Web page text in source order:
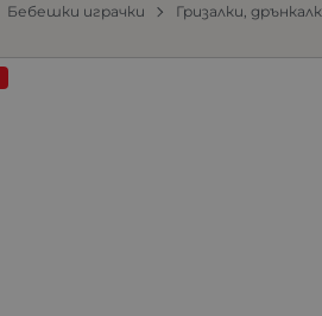
Бебешки играчки Гризалки,